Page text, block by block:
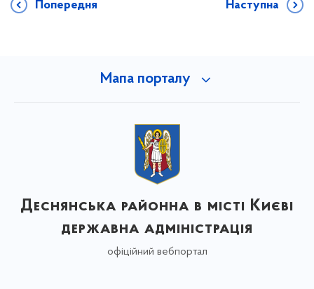
Попередня Наступна
Мапа порталу
Деснянська районна в місті Києві
державна адміністрація
офіційний вебпортал